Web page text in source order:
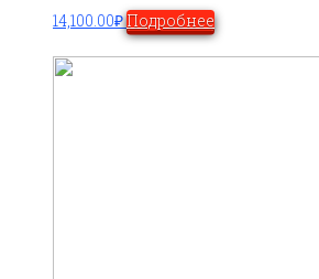
14,100.00₽ Подробнее